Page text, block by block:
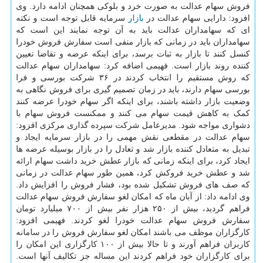
فروش سهام عدالت به صورت خرد و بلوکی همچنان ادامه دارد. وی
افزود: دارایی سهام عدالت در بازار
سرمایه قابل توجه است و نکته
ای که سهامداران عدالت باید به آن توجه نمایند این است که
سهامداران باید در زمانی که بازار منفی است سفارش فروش خودرا
کنسل کنند تا بازار به ثبات برسد، برای اینکه عرضه و تقاضا تعیین
کننده روند بازار است. فهیمی اضافه کرد: سهامداران سهام عدالت
که روش مستقیم را انتخاب کردند در ۳۶ شرکت بورسی و فرا
بورسی سهام دارند، باید در زمان تصمیم گیری برای فروش نگاهی به
وضعیت بازار داشته باشند، برای اینکه اگر سهام خودرا عرضه کنند
کمک به کاهش قیمت سهام می کنند و ممکنست فروش سهام با
دشواری مواجه شود. مدیرعامل شرکت سپرده گذاری مرکزی افزود:
سهام عدالت در مقطعی نقش مهمی را در بازار سرمایه ایجاد و
تبدیل به متعادل کننده بازار شد و تعادل را در بازار بوسیله عرضه ها
ایجاد کرد، برای اینکه زمانی که بازار عطش خرید داشت سهام ارائه
شد و عطش خرید فروکش کرد، همین طور سهام عدالت در زمانی
که صف های فروش تشکیل شده بود، فشار فروش را افزایش داد.
وی ادامه داد: از آبان ماه که امکان لغو سفارش فروش سهام عدالت
فراهم گردید، بیش از ۲۵۰ هزار نفر بیش از ۷۰۰ میلیارد تومان
سفارش فروش سهام عدالت خودرا لغو کردند. فهیمی افزود:
کارگزاران موظف می باشند امکان لغو سفارش فروش را در سامانه
کاربران فراهم آورند و تا حالا بیش از ۱۰۰ کارگزاری این امکان را
برای کارگزاران خود فراهم کردند این مساله جز تکالیف آنها است.